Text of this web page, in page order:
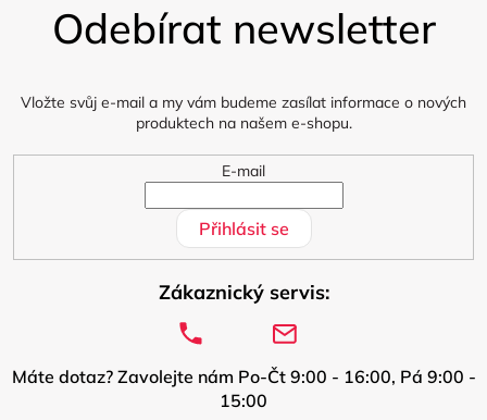
Odebírat newsletter
Vložte svůj e-mail a my vám budeme zasílat informace o nových
produktech na našem e-shopu.
E-mail
Přihlásit se
Zákaznický servis:
Máte dotaz? Zavolejte nám Po-Čt 9:00 - 16:00, Pá 9:00 -
15:00